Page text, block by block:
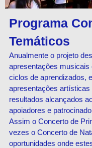
Programa
Temáticos
Anualmente o projeto
apresentações musicais
ciclos de aprendizados,
apresentações
resultados alcançados
apoiadores e
Assim o Concerto de
vezes o Concerto de
oportunidades onde